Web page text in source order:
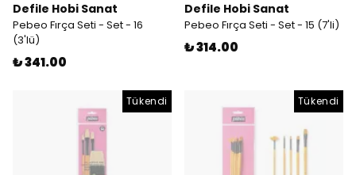
Defile Hobi Sanat
Pebeo Fırça Seti - Set - 16
(3'lü)
₺ 341.00
Defile Hobi Sanat
Pebeo Fırça Seti - Set - 15 (7'li)
₺ 314.00
Tükendi Tükendi